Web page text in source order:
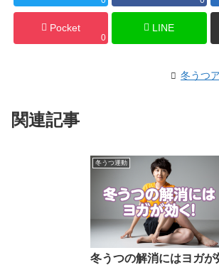
Pocket
0
LINE
冬うつ
関連記事
冬うつ運動
冬うつの解消にはヨガが